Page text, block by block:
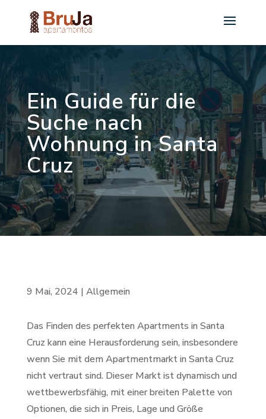
Ein Guide für die
Suche nach
Wohnung in Santa
Cruz
9 Mai, 2024 | Allgemein
Das Finden des perfekten Apartments in Santa
Cruz kann eine Herausforderung sein, insbesondere
wenn Sie mit dem Apartmentmarkt in Santa Cruz
nicht vertraut sind. Dieser Markt ist dynamisch und
wettbewerbsfähig, mit einer breiten Palette von
Optionen, die sich in Preis, Lage und Größe